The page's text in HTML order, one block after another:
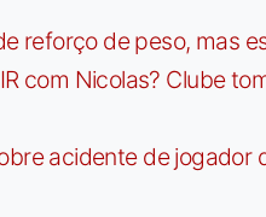
reforço de peso, mas
com Nicolas? Clube
acidente de jogador